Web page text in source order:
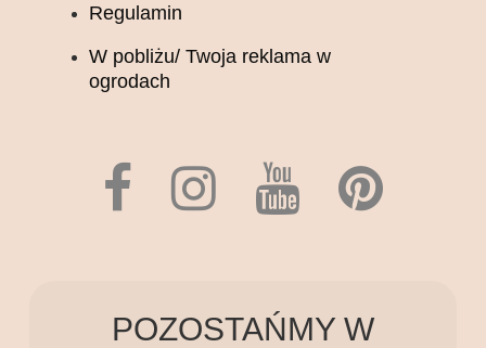
Regulamin
W pobliżu/ Twoja reklama w
ogrodach
POZOSTAŃMY W